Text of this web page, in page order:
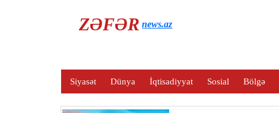
ZƏFƏRnews.az
Siyasət Dünya İqtisadiyyat Sosial Bölgə